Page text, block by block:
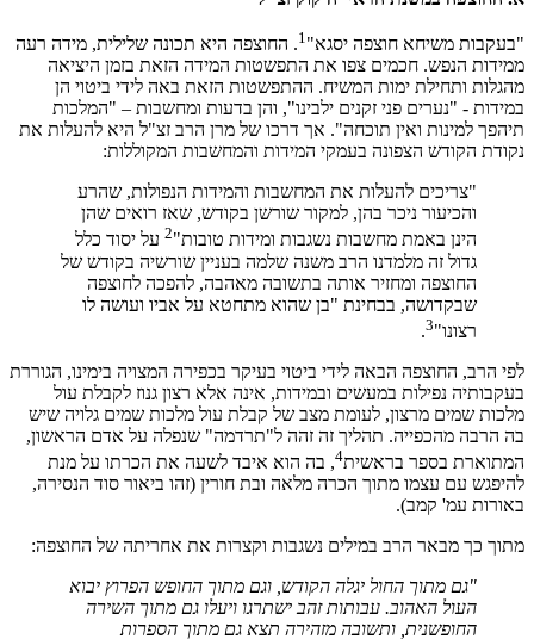
"בעקבות משיחא חוצפה יסגא" 1. החוצפה היא תכונה שלילית, מידה רעה
ממידות הנפש. חכמים צפו את התפשטות המידה הזאת בזמן היציאה
מהגלות ותחילת ימות המשיח. ההתפשטות הזאת באה לידי ביטוי הן
במידות - "נערים פני זקנים ילבינו", והן בדעות ומחשבות – "המלכות
תיהפך למינות ואין תוכחה". אך דרכו של מרן הרב זצ"ל היא להעלות את
נקודת הקודש הצפונה בעמקי המידות והמחשבות המקוללות:
"צריכים להעלות את המחשבות והמידות הנפולות, שהרע
והכיעור ניכר בהן, למקור שורשן בקודש, שאז רואים שהן
הינן באמת מחשבות נשגבות ומידות טובות"2 על יסוד כלל
גדול זה מלמדנו הרב משנה שלמה בעניין שורשיה בקודש של
החוצפה ומחזיר אותה בתשובה מאהבה, להפכה לחוצפה
שבקדושה, בבחינת "בן שהוא מתחטא על אביו ועושה לו
רצונו"3
.
לפי הרב, החוצפה הבאה לידי ביטוי בעיקר בכפירה המצויה בימינו, הגוררת
בעקבותיה נפילות במעשים ובמידות, אינה אלא רצון גנוז לקבלת עול
מלכות שמים מרצון, לעומת מצב של קבלת עול מלכות שמים גלויה שיש
בה הרבה מהכפייה. תהליך זה זהה ל"תרדמה" שנפלה על אדם הראשון,
המתוארת בספר בראשית4, בה הוא איבד לשעה את הכרתו על מנת
להיפגש עם עצמו מתוך הכרה מלאה ובת חורין (זהו ביאור סוד הנסירה,
באורות עמ' קמב).
מתוך כך מבאר הרב במילים נשגבות וקצרות את אחריתה של החוצפה:
"גם מתוך החול יגלה הקודש, וגם מתוך החופש הפרוץ יבוא
העול האהוב. עבותות זהב ישתרגו ויעלו גם מתוך השירה
החופשנית, ותשובה מזהירה תצא גם מתוך הספרות